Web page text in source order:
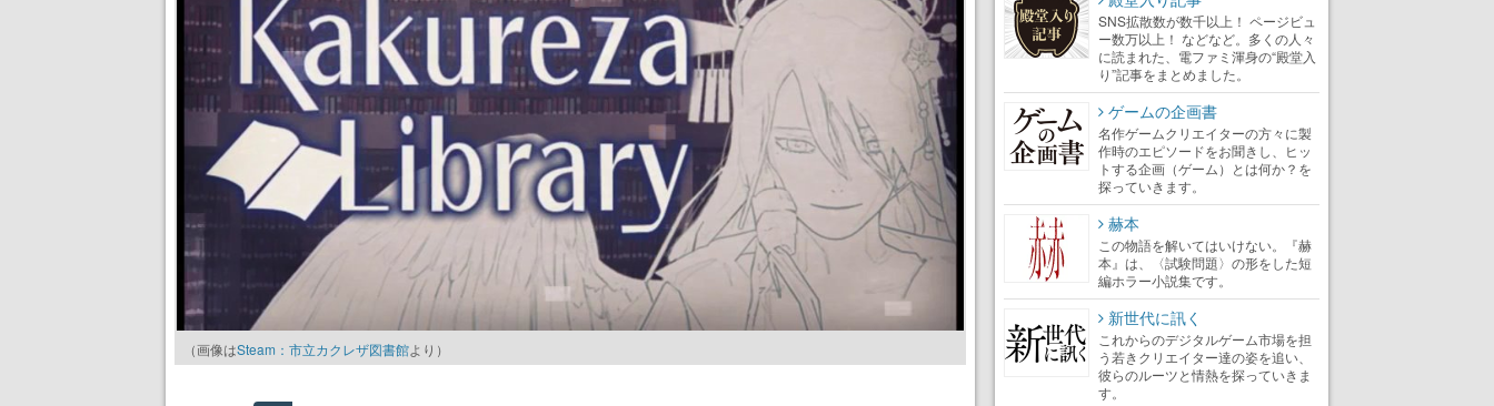
（画像はSteam：市立カクレザ図書館より）
SNS拡散数が数千以上！ ページビュ
ー数万以上！ などなど。多くの人々
に読まれた、電ファミ渾身の“殿堂入
り”記事をまとめました。
ゲームの企画書
名作ゲームクリエイターの方々に製
作時のエピソードをお聞きし、ヒッ
トする企画（ゲーム）とは何か？を
探っていきます。
赫本
この物語を解いてはいけない。『赫
本』は、〈試験問題〉の形をした短
編ホラー小説集です。
新世代に訊く
これからのデジタルゲーム市場を担
う若きクリエイター達の姿を追い、
彼らのルーツと情熱を探っていきま
す。